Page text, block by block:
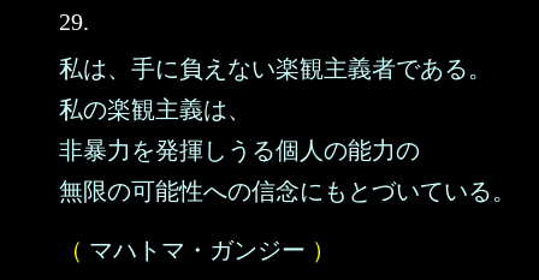
29.
私は、手に負えない楽観主義者である。
私の楽観主義は、
非暴力を発揮しうる個人の能力の
無限の可能性への信念にもとづいている。
（ マハトマ・ガンジー ）